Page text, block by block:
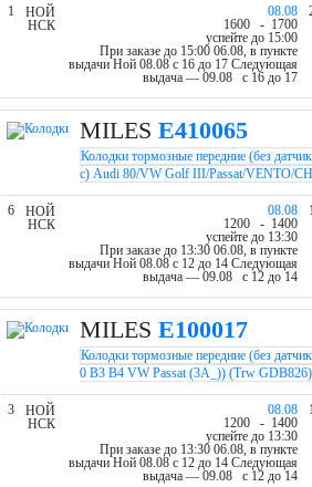
1
НОЙ
НСК
08.08
1600 - 1700
успейте до 15:00
При заказе до 15:00 06.08, в пункте
выдачи Ной 08.08 c 16 до 17 Следующая
выдача — 09.08 c 16 до 17
MILES E410065
Колодки тормозные передние (без
c) Audi 80/VW Golf III/Passat/VENTO/
DB430) E410065
6
НОЙ
НСК
08.08
1200 - 1400
успейте до 13:30
При заказе до 13:30 06.08, в пункте
выдачи Ной 08.08 c 12 до 14 Следующая
выдача — 09.08 c 12 до 14
MILES E100017
Колодки тормозные передние (без
0 B3 B4 VW Passat (3A_)) (Trw
3
НОЙ
НСК
08.08
1200 - 1400
успейте до 13:30
При заказе до 13:30 06.08, в пункте
выдачи Ной 08.08 c 12 до 14 Следующая
выдача — 09.08 c 12 до 14